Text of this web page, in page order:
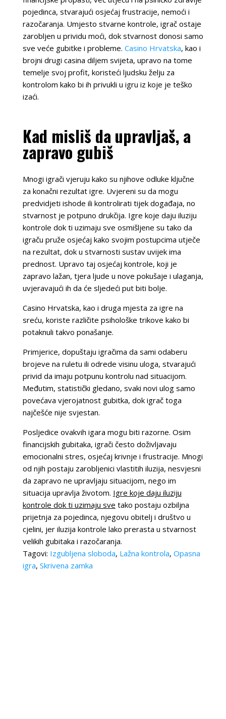
pojedinca, stvarajući osjećaj frustracije, nemoći i
razočaranja. Umjesto stvarne kontrole, igrač ostaje
zarobljen u prividu moći, dok stvarnost donosi samo
sve veće gubitke i probleme. Casino Hrvatska, kao i
brojni drugi casina diljem svijeta, upravo na tome
temelje svoj profit, koristeći ljudsku želju za
kontrolom kako bi ih privukli u igru iz koje je teško
izaći.
Kad misliš da upravljaš, a
zapravo gubiš
Mnogi igrači vjeruju kako su njihove odluke ključne
za konačni rezultat igre. Uvjereni su da mogu
predvidjeti ishode ili kontrolirati tijek događaja, no
stvarnost je potpuno drukčija. Igre koje daju iluziju
kontrole dok ti uzimaju sve osmišljene su tako da
igraču pruže osjećaj kako svojim postupcima utječe
na rezultat, dok u stvarnosti sustav uvijek ima
prednost. Upravo taj osjećaj kontrole, koji je
zapravo lažan, tjera ljude u nove pokušaje i ulaganja,
uvjeravajući ih da će sljedeći put biti bolje.
Casino Hrvatska, kao i druga mjesta za igre na
sreću, koriste različite psihološke trikove kako bi
potaknuli takvo ponašanje.
Primjerice, dopuštaju igračima da sami odaberu
brojeve na ruletu ili odrede visinu uloga, stvarajući
privid da imaju potpunu kontrolu nad situacijom.
Međutim, statistički gledano, svaki novi ulog samo
povećava vjerojatnost gubitka, dok igrač toga
najčešće nije svjestan.
Posljedice ovakvih igara mogu biti razorne. Osim
financijskih gubitaka, igrači često doživljavaju
emocionalni stres, osjećaj krivnje i frustracije. Mnogi
od njih postaju zarobljenici vlastitih iluzija, nesvjesni
da zapravo ne upravljaju situacijom, nego im
situacija upravlja životom. Igre koje daju iluziju
kontrole dok ti uzimaju sve tako postaju ozbiljna
prijetnja za pojedinca, njegovu obitelj i društvo u
cjelini, jer iluzija kontrole lako prerasta u stvarnost
velikih gubitaka i razočaranja.
Tagovi: Izgubljena sloboda, Lažna kontrola, Opasna
igra, Skrivena zamka